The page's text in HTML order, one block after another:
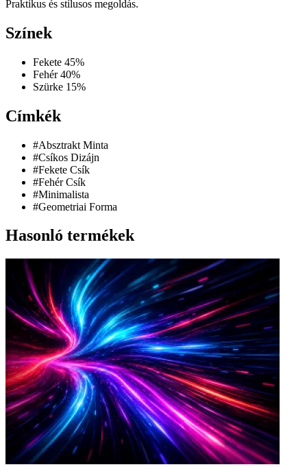
Praktikus és stílusos megoldás.
Színek
Fekete 45%
Fehér 40%
Szürke 15%
Címkék
#Absztrakt Minta
#Csíkos Dizájn
#Fekete Csík
#Fehér Csík
#Minimalista
#Geometriai Forma
Hasonló termékek